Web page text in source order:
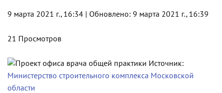
9 марта 2021 г., 16:34 | Обновлено: 9 марта 2021 г., 16:39
21 Просмотров
Источник:
Министерство строительного комплекса Московской
области